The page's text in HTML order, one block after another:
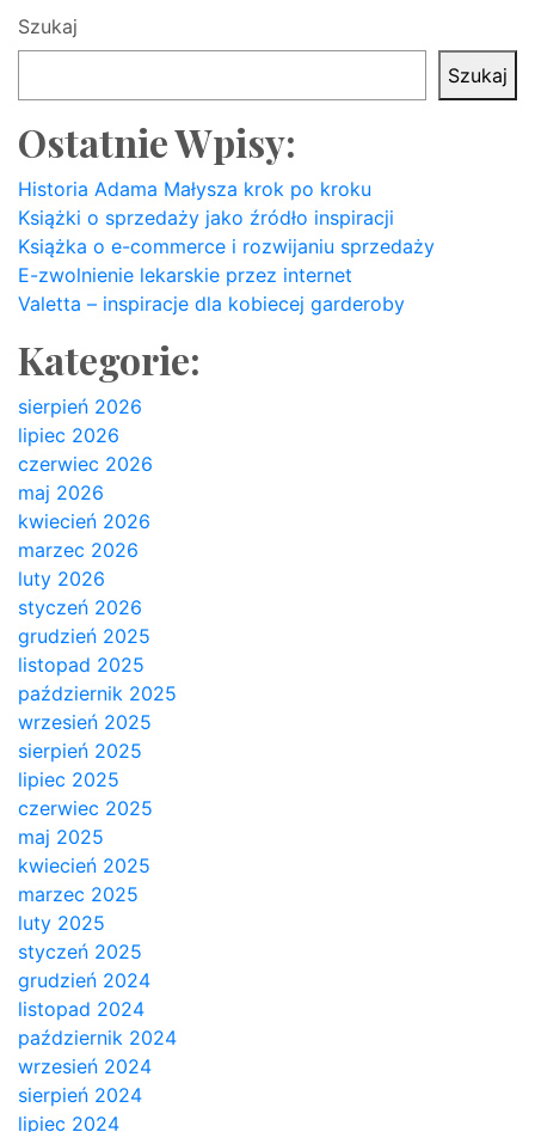
Szukaj
Szukaj
Ostatnie Wpisy:
Historia Adama Małysza krok po kroku
Książki o sprzedaży jako źródło inspiracji
Książka o e-commerce i rozwijaniu sprzedaży
E-zwolnienie lekarskie przez internet
Valetta – inspiracje dla kobiecej garderoby
Kategorie:
sierpień 2026
lipiec 2026
czerwiec 2026
maj 2026
kwiecień 2026
marzec 2026
luty 2026
styczeń 2026
grudzień 2025
listopad 2025
październik 2025
wrzesień 2025
sierpień 2025
lipiec 2025
czerwiec 2025
maj 2025
kwiecień 2025
marzec 2025
luty 2025
styczeń 2025
grudzień 2024
listopad 2024
październik 2024
wrzesień 2024
sierpień 2024
lipiec 2024